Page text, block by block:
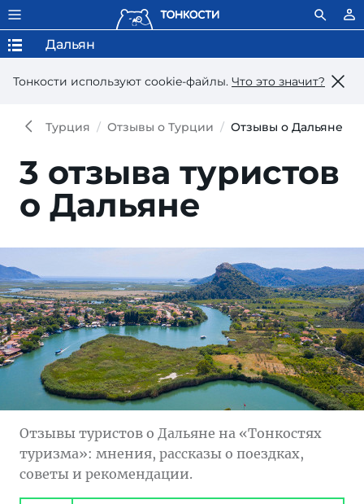
Тонкости используют сookie-файлы. Что это значит?
Дальян
Турция Отзывы о Турции Отзывы о Дальяне
3 отзыва туристов
о Дальяне
Отзывы туристов о Дальяне на «Тонкостях
туризма»: мнения, рассказы о поездках,
советы и рекомендации.